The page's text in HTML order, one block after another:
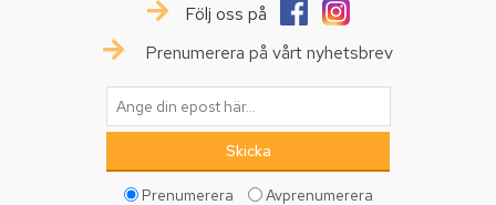
Följ oss på
Prenumerera på vårt nyhetsbrev
Prenumerera Avprenumerera